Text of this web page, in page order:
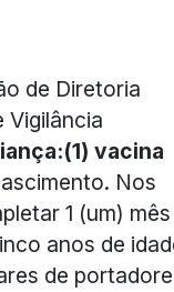
de Diretoria
Vigilância
(1) vacina
Nos
1 (um) mês
anos de
de